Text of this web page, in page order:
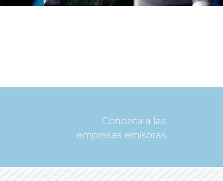
Conozca a las
empresas emisoras